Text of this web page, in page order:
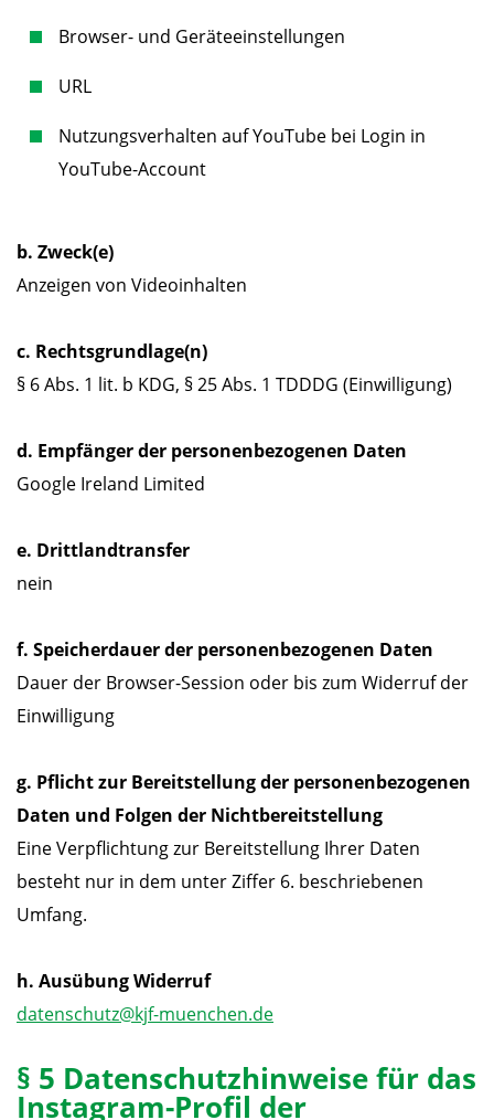
Browser- und Geräteeinstellungen
URL
Nutzungsverhalten auf YouTube bei Login in
YouTube-Account
b. Zweck(e)
Anzeigen von Videoinhalten
c. Rechtsgrundlage(n)
§ 6 Abs. 1 lit. b KDG, § 25 Abs. 1 TDDDG (Einwilligung)
d. Empfänger der personenbezogenen Daten
Google Ireland Limited
e. Drittlandtransfer
nein
f. Speicherdauer der personenbezogenen Daten
Dauer der Browser-Session oder bis zum Widerruf der
Einwilligung
g. Pflicht zur Bereitstellung der personenbezogenen
Daten und Folgen der Nichtbereitstellung
Eine Verpflichtung zur Bereitstellung Ihrer Daten
besteht nur in dem unter Ziffer 6. beschriebenen
Umfang.
h. Ausübung Widerruf
datenschutz@kjf-muenchen.de
§ 5 Datenschutzhinweise für das
Instagram-Profil der